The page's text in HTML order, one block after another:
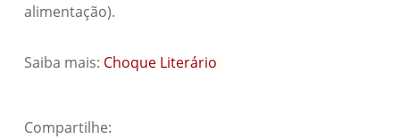
alimentação).
Saiba mais: Choque Literário
Compartilhe: